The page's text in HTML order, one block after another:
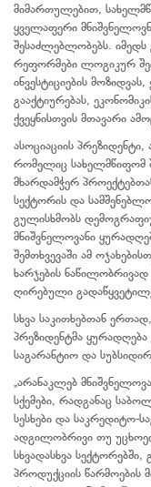
მიმართულებით,
ყველაფერი
შესაძლებლობებს.
რეფორმები ლოგიკურ
ინვესტიციების
გააქტიურებას,
ქვეყნისთვის მთავარი
ასოციაციის პრეზიდენტი,
რომელიც სახელმწიფომ
მხარდამჭერ
სექტორის და
გულისხმობს
მნიშვნელოვანი
შემთხვევაში ამ
ხარჯების
ღირებული
სხვა საკითხებთან
პრეზიდენტმა
საგარანტიო და
„არანაკლებ
სქემები, რადგანაც
სესხები და საკრედიტო-
ადგილობრივი თუ
სხვადასხვა
პროდუქციის წარმოების